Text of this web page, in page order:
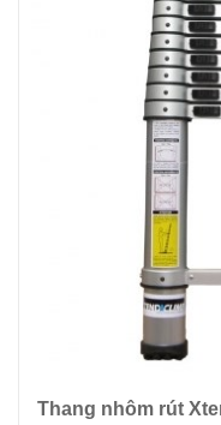
Thang nhôm rút